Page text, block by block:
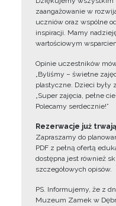
zaangażowanie w
uczniów oraz wspólne
inspiracji. Mamy
wartościowym
Opinie uczestników
„Byliśmy – świetne
plastyczne. Dzieci były
„Super zajęcia, pełne
Polecamy serdecznie!”
Rezerwacje już trwają
Zapraszamy do
PDF z pełną ofertą
dostępna jest również
szczegółowych opisów.
PS. Informujemy, że z
Muzeum Zamek w